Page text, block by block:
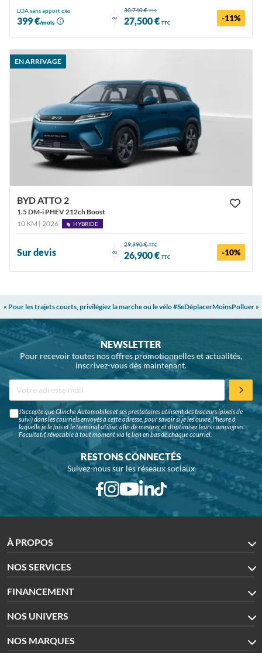
LOA sans apport dès
399 €/mois
ou
30,740 €TTC
27,500 € TTC -11%
EN ARRIVAGE
BYD ATTO 2
1.5 DM-i PHEV 212ch Boost
10 KM | 2026
HYBRIDE
Sur devis ou
29,990 €TTC
26,900 € TTC -10%
« Pour les trajets courts, privilégiez la marche ou le vélo #SeDéplacerMoinsPolluer »
NEWSLETTER
Pour recevoir toutes nos offres promotionnelles et actualités,
inscrivez-vous dès maintenant.
J'accepte que Glinche Automobiles et ses prestataires utilisent des traceurs (pixels de
suivi) dans les courriels envoyés à cette adresse, pour savoir si je les ouvre, l'heure à
laquelle je le fais et le terminal utilisé, afin de mesurer et d'optimiser leurs campagnes.
Facultatif, révocable à tout moment via le lien en bas de chaque courriel.
RESTONS CONNECTÉS
Suivez-nous sur les réseaux sociaux
À PROPOS
NOS SERVICES
FINANCEMENT
NOS UNIVERS
NOS MARQUES